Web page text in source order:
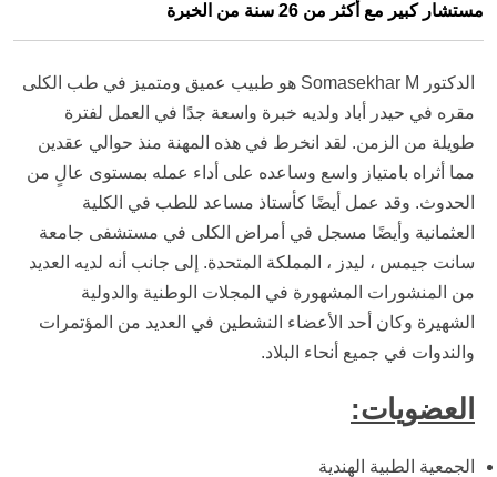
مستشار كبير مع أكثر من 26 سنة من الخبرة
الدكتور Somasekhar M هو طبيب عميق ومتميز في طب الكلى
مقره في حيدر أباد ولديه خبرة واسعة جدًا في العمل لفترة
طويلة من الزمن. لقد انخرط في هذه المهنة منذ حوالي عقدين
مما أثراه بامتياز واسع وساعده على أداء عمله بمستوى عالٍ من
الحدوث. وقد عمل أيضًا كأستاذ مساعد للطب في الكلية
العثمانية وأيضًا مسجل في أمراض الكلى في مستشفى جامعة
سانت جيمس ، ليدز ، المملكة المتحدة. إلى جانب أنه لديه العديد
من المنشورات المشهورة في المجلات الوطنية والدولية
الشهيرة وكان أحد الأعضاء النشطين في العديد من المؤتمرات
والندوات في جميع أنحاء البلاد.
العضويات:
الجمعية الطبية الهندية